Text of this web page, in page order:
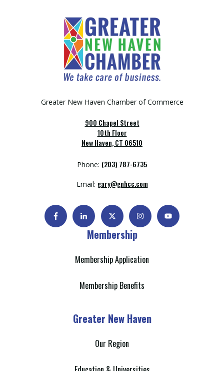
Greater New Haven Chamber of Commerce
900 Chapel Street
10th Floor
New Haven, CT 06510
Phone: (203) 787-6735
Email: gary@gnhcc.com
Membership
Membership Application
Membership Benefits
Greater New Haven
Our Region